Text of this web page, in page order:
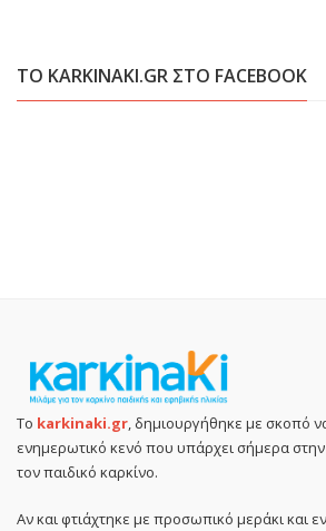
ΤΟ KARKINAKI.GR ΣΤΟ FACEBOOK
Το karkinaki.gr , δημιουργήθηκε με σκοπό
ενημερωτικό κενό που υπάρχει σήμερα
τον παιδικό καρκίνο.
Αν και φτιάχτηκε με προσωπικό μεράκι και